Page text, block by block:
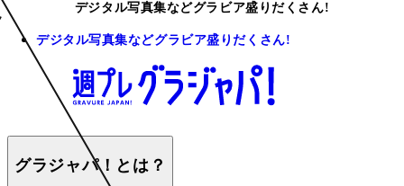
デジタル写真集などグラビア盛りだくさん!
デジタル写真集などグラビア盛りだくさん!
グラジャパ！とは？